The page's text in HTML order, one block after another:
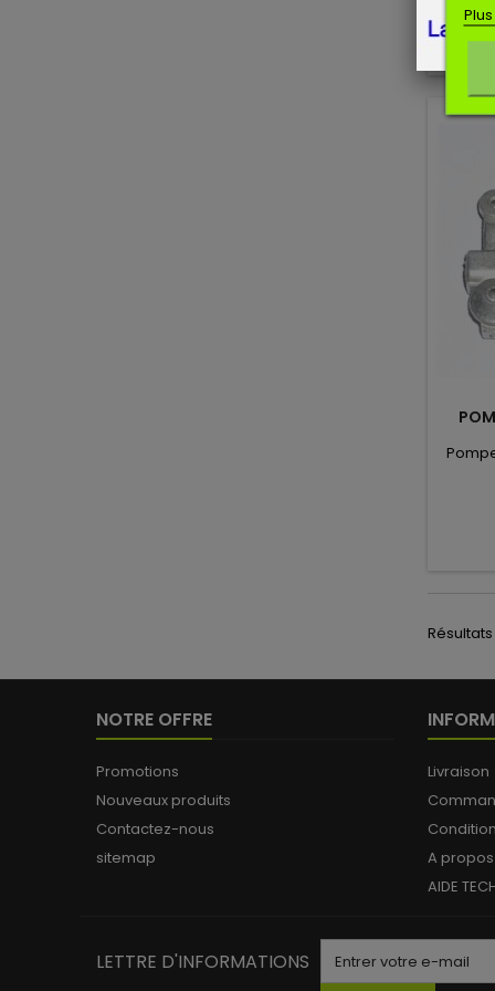
Résultats
NOTRE OFFRE
Promotions
Nouveaux produits
Contactez-nous
sitemap
Livraison
A propos
AIDE
LETTRE D'INFORMATIONS